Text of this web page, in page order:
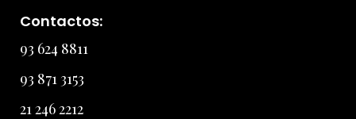
Contactos:
93 624 8811
93 871 3153
21 246 2212